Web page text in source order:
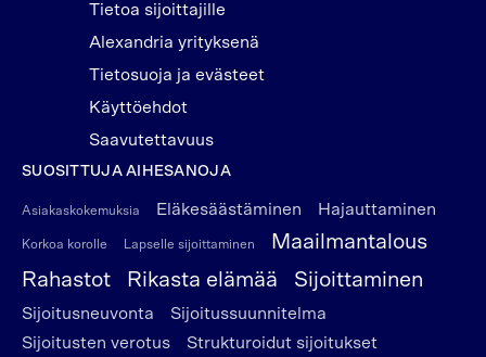
Tietoa sijoittajille
Alexandria yrityksenä
Tietosuoja ja evästeet
Käyttöehdot
Saavutettavuus
SUOSITTUJA AIHESANOJA
Asiakaskokemuksia Eläkesäästäminen Hajauttaminen
Korkoa korolle Lapselle sijoittaminen
Maailmantalous
Rahastot
Rikasta elämää Sijoittaminen
Sijoitusneuvonta
Sijoitussuunnitelma
Sijoitusten verotus
Strukturoidut sijoitukset